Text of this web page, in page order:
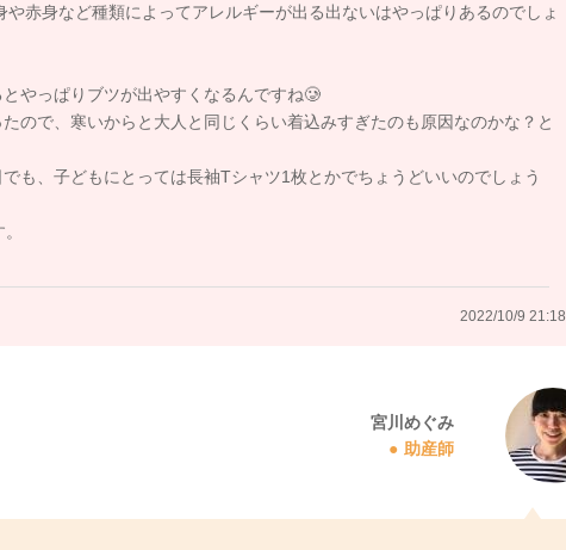
かったのでしたら、まずは保湿をこまめにしていただきつつ様子を見て
するようなことがありましたら、かかりつけの先生にもご相談いただけ
ださい。
赤身など種類によってアレルギーが出る出ないはやっぱりあるのでしょ
やっぱりブツが出やすくなるんですね🥲
ので、寒いからと大人と同じくらい着込みすぎたのも原因なのかな？と
も、子どもにとっては長袖Tシャツ1枚とかでちょうどいいのでしょう
2022/10/9 21:18
宮川めぐみ
助産師